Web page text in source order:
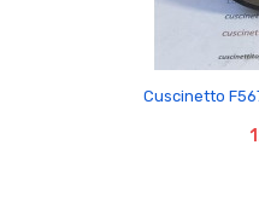
Cuscinetto